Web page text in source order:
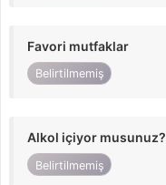
Favori mutfaklar
Belirtilmemiş
Alkol içiyor musunuz?
Belirtilmemiş